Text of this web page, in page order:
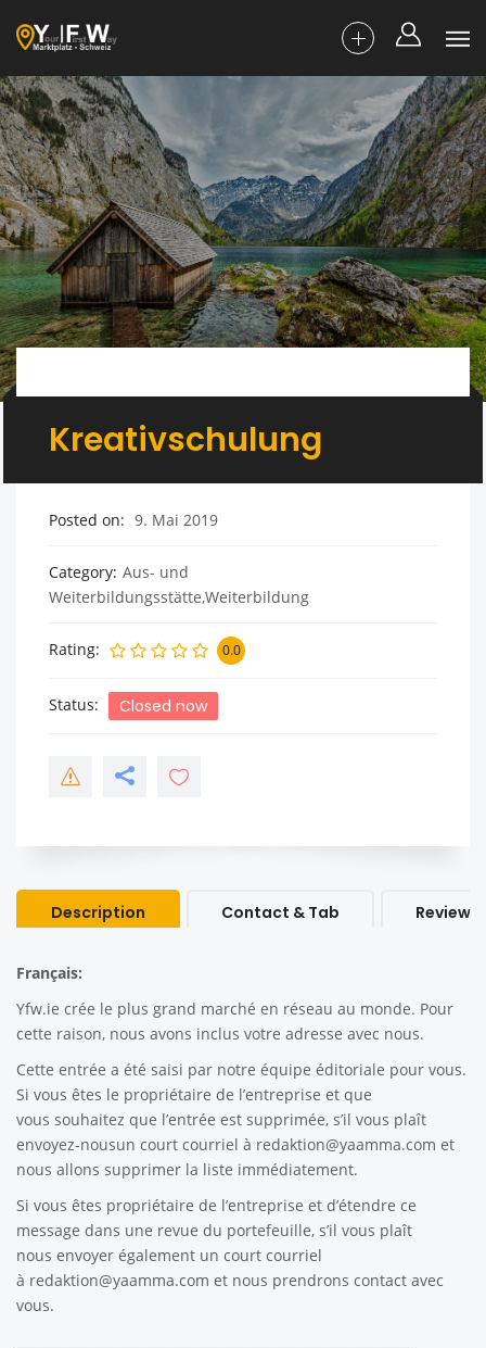
Kreativschulung
Posted on 9. Mai 2019
Category Aus- und
Weiterbildungsstätte,Weiterbildung
Rating 0.0
Status Closed now
Description Contact & Tab Review
Français:
Yfw.ie crée le plus grand marché en réseau au monde. Pour
cette raison, nous avons inclus votre adresse avec nous.
Cette entrée a été saisi par notre équipe éditoriale pour vous.
Si vous êtes le propriétaire de l’entreprise et que
vous souhaitez que l’entrée est supprimée, s’il vous plaît
envoyez-nousun court courriel à redaktion@yaamma.com et
nous allons supprimer la liste immédiatement.
Si vous êtes propriétaire de l’entreprise et d’étendre ce
message dans une revue du portefeuille, s’il vous plaît
nous envoyer également un court courriel
à redaktion@yaamma.com et nous prendrons contact avec
vous.